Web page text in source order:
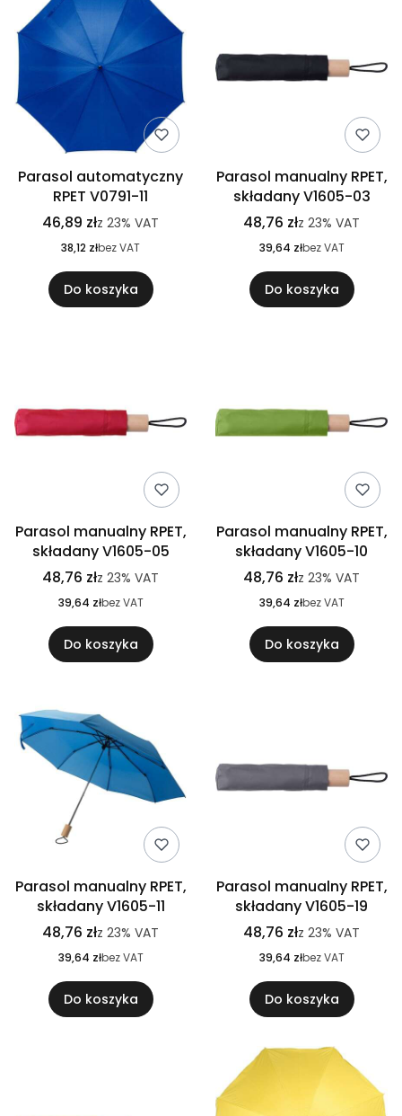
Parasol automatyczny
RPET V0791-11
46,89 złz 23% VAT
38,12 złbez VAT
Do koszyka
Parasol manualny RPET,
składany V1605-03
48,76 złz 23% VAT
39,64 złbez VAT
Do koszyka
Parasol manualny RPET,
składany V1605-05
48,76 złz 23% VAT
39,64 złbez VAT
Do koszyka
Parasol manualny RPET,
składany V1605-10
48,76 złz 23% VAT
39,64 złbez VAT
Do koszyka
Parasol manualny RPET,
składany V1605-11
48,76 złz 23% VAT
39,64 złbez VAT
Do koszyka
Parasol manualny RPET,
składany V1605-19
48,76 złz 23% VAT
39,64 złbez VAT
Do koszyka